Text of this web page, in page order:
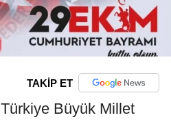
TAKİP ET
Türkiye Büyük Millet